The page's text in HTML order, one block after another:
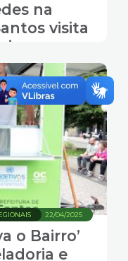
na
visita
22/04/2025
o Bairro’
e